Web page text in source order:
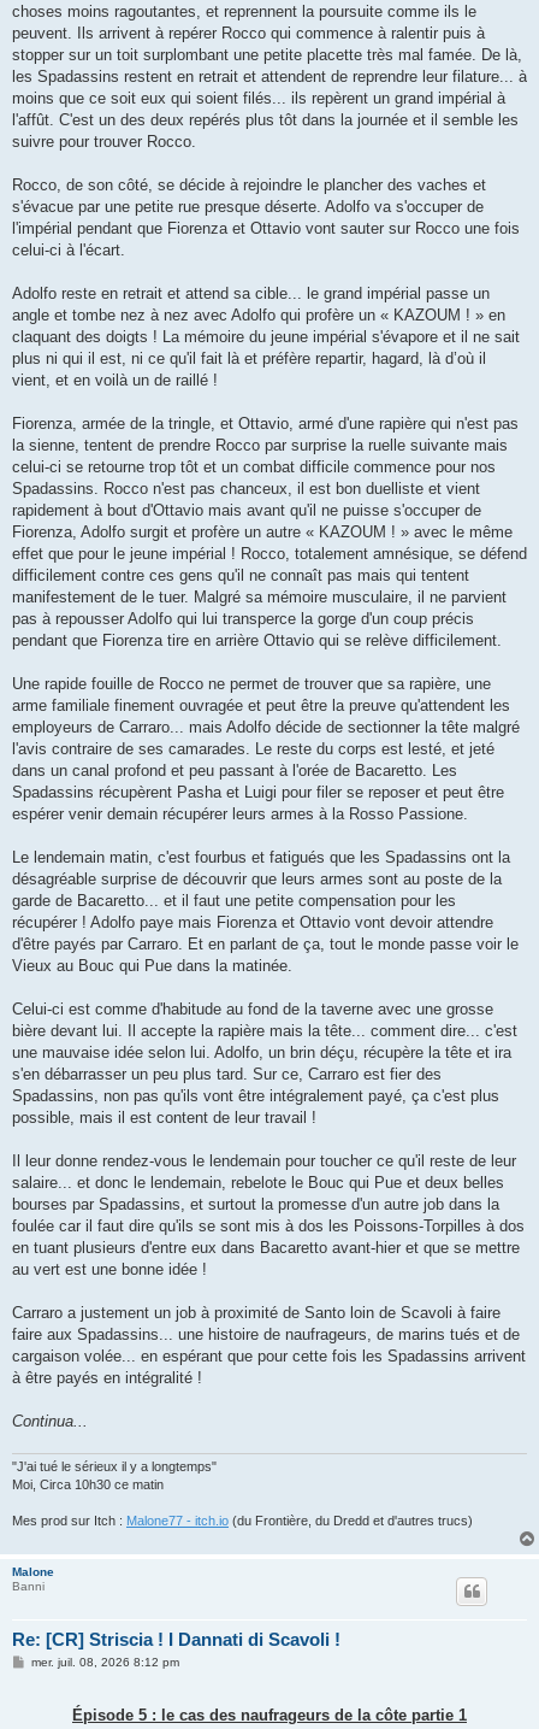
choses moins ragoutantes, et reprennent la poursuite comme ils le
peuvent. Ils arrivent à repérer Rocco qui commence à ralentir puis à
stopper sur un toit surplombant une petite placette très mal famée. De là,
les Spadassins restent en retrait et attendent de reprendre leur filature... à
moins que ce soit eux qui soient filés... ils repèrent un grand impérial à
l'affût. C'est un des deux repérés plus tôt dans la journée et il semble les
suivre pour trouver Rocco.
Rocco, de son côté, se décide à rejoindre le plancher des vaches et
s'évacue par une petite rue presque déserte. Adolfo va s'occuper de
l'impérial pendant que Fiorenza et Ottavio vont sauter sur Rocco une fois
celui-ci à l'écart.
Adolfo reste en retrait et attend sa cible... le grand impérial passe un
angle et tombe nez à nez avec Adolfo qui profère un « KAZOUM ! » en
claquant des doigts ! La mémoire du jeune impérial s'évapore et il ne sait
plus ni qui il est, ni ce qu'il fait là et préfère repartir, hagard, là d’où il
vient, et en voilà un de raillé !
Fiorenza, armée de la tringle, et Ottavio, armé d'une rapière qui n'est pas
la sienne, tentent de prendre Rocco par surprise la ruelle suivante mais
celui-ci se retourne trop tôt et un combat difficile commence pour nos
Spadassins. Rocco n'est pas chanceux, il est bon duelliste et vient
rapidement à bout d'Ottavio mais avant qu'il ne puisse s'occuper de
Fiorenza, Adolfo surgit et profère un autre « KAZOUM ! » avec le même
effet que pour le jeune impérial ! Rocco, totalement amnésique, se défend
difficilement contre ces gens qu'il ne connaît pas mais qui tentent
manifestement de le tuer. Malgré sa mémoire musculaire, il ne parvient
pas à repousser Adolfo qui lui transperce la gorge d'un coup précis
pendant que Fiorenza tire en arrière Ottavio qui se relève difficilement.
Une rapide fouille de Rocco ne permet de trouver que sa rapière, une
arme familiale finement ouvragée et peut être la preuve qu'attendent les
employeurs de Carraro... mais Adolfo décide de sectionner la tête malgré
l'avis contraire de ses camarades. Le reste du corps est lesté, et jeté
dans un canal profond et peu passant à l'orée de Bacaretto. Les
Spadassins récupèrent Pasha et Luigi pour filer se reposer et peut être
espérer venir demain récupérer leurs armes à la Rosso Passione.
Le lendemain matin, c'est fourbus et fatigués que les Spadassins ont la
désagréable surprise de découvrir que leurs armes sont au poste de la
garde de Bacaretto... et il faut une petite compensation pour les
récupérer ! Adolfo paye mais Fiorenza et Ottavio vont devoir attendre
d'être payés par Carraro. Et en parlant de ça, tout le monde passe voir le
Vieux au Bouc qui Pue dans la matinée.
Celui-ci est comme d'habitude au fond de la taverne avec une grosse
bière devant lui. Il accepte la rapière mais la tête... comment dire... c'est
une mauvaise idée selon lui. Adolfo, un brin déçu, récupère la tête et ira
s'en débarrasser un peu plus tard. Sur ce, Carraro est fier des
Spadassins, non pas qu'ils vont être intégralement payé, ça c'est plus
possible, mais il est content de leur travail !
Il leur donne rendez-vous le lendemain pour toucher ce qu'il reste de leur
salaire... et donc le lendemain, rebelote le Bouc qui Pue et deux belles
bourses par Spadassins, et surtout la promesse d'un autre job dans la
foulée car il faut dire qu'ils se sont mis à dos les Poissons-Torpilles à dos
en tuant plusieurs d'entre eux dans Bacaretto avant-hier et que se mettre
au vert est une bonne idée !
Carraro a justement un job à proximité de Santo loin de Scavoli à faire
faire aux Spadassins... une histoire de naufrageurs, de marins tués et de
cargaison volée... en espérant que pour cette fois les Spadassins arrivent
à être payés en intégralité !
Continua...
"J'ai tué le sérieux il y a longtemps"
Moi, Circa 10h30 ce matin
Mes prod sur Itch : Malone77 - itch.io (du Frontière, du Dredd et d'autres trucs)
Malone
Banni
Re: [CR] Striscia ! I Dannati di Scavoli !
Mmer. juil. 08, 2026 8:12 pm
Épisode 5 : le cas des naufrageurs de la côte partie 1